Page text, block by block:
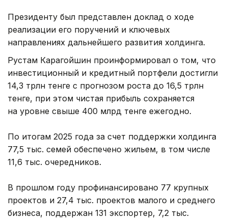
Президенту был представлен доклад о ходе
реализации его поручений и ключевых
направлениях дальнейшего развития холдинга.
Рустам Карагойшин проинформировал о том, что
инвестиционный и кредитный портфели достигли
14,3 трлн тенге с прогнозом роста до 16,5 трлн
тенге, при этом чистая прибыль сохраняется
на уровне свыше 400 млрд тенге ежегодно.
По итогам 2025 года за счет поддержки холдинга
77,5 тыс. семей обеспечено жильем, в том числе
11,6 тыс. очередников.
В прошлом году профинансировано 77 крупных
проектов и 27,4 тыс. проектов малого и среднего
бизнеса, поддержан 131 экспортер, 7,2 тыс.